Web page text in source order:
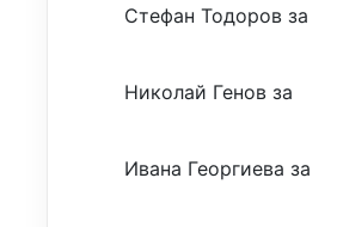
Стефан Тодоров за
Николай Генов за
Ивана Георгиева за